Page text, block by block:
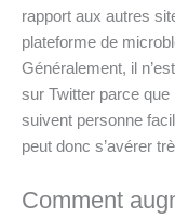
rapport aux autres
plateforme de
Généralement, il
sur Twitter parce
suivent personne
peut donc s’avérer
Comment